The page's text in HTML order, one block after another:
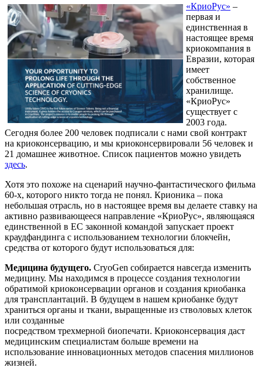
«КриоРус» –
первая и
единственная в
настоящее время
криокомпания в
Евразии, которая
имеет
собственное
хранилище.
«КриоРус»
существует с
2003 года.
Сегодня более 200 человек подписали с нами свой контракт
на криоконсервацию, и мы криоконсервировали 56 человек и
21 домашнее животное. Список пациентов можно увидеть
здесь.
Хотя это похоже на сценарий научно-фантастического фильма
60-х, которого никто тогда не понял. Крионика – пока
небольшая отрасль, но в настоящее время вы делаете ставку на
активно развивающееся направление «КриоРус», являющаяся
единственной в ЕС законной командой запускает проект
краудфандинга с использованием технологии блокчейн,
средства от которого будут использоваться для:
Медицина будущего. CryoGen собирается навсегда изменить
медицину. Мы находимся в процессе создания технологии
обратимой криоконсервации органов и создания криобанка
для трансплантаций. В будущем в нашем криобанке будут
храниться органы и ткани, выращенные из стволовых клеток
или созданные
посредством трехмерной биопечати. Криоконсервация даст
медицинским специалистам больше времени на
использование инновационных методов спасения миллионов
жизней.